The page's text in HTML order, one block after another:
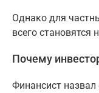
Однако для
всего становятся
Почему
Финансист назвал